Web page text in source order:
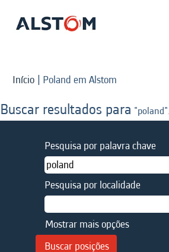
Início | Poland em Alstom
Buscar resultados para "poland".
Pesquisa por palavra chave
Pesquisa por localidade
Mostrar mais opções